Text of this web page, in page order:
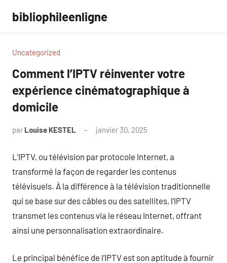
contenu
bibliophileenligne
Uncategorized
Comment l’IPTV réinventer votre
expérience cinématographique à
domicile
par Louise KESTEL janvier 30, 2025
L’IPTV, ou télévision par protocole Internet, a
transformé la façon de regarder les contenus
télévisuels. À la différence à la télévision traditionnelle
qui se base sur des câbles ou des satellites, l’IPTV
transmet les contenus via le réseau Internet, offrant
ainsi une personnalisation extraordinaire.
Le principal bénéfice de l’IPTV est son aptitude à fournir